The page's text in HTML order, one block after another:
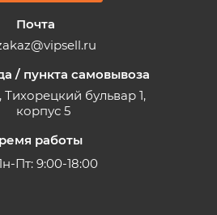
Почта
/ пункта самовывоза
Тихорецкий бульвар 1,
корпус 5
работы
Пт: 9:00-18:00